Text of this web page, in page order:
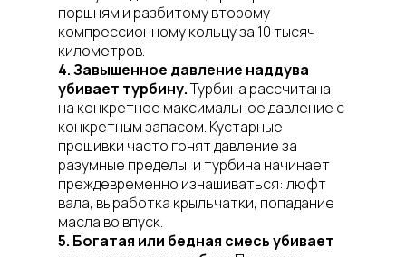
поршням и разбитому второму
компрессионному кольцу за 10 тысяч
километров.
4. Завышенное давление наддува
убивает турбину.Турбина рассчитана
на конкретное максимальное давление с
конкретным запасом. Кустарные
прошивки часто гонят давление за
разумные пределы, и турбина начинает
преждевременно изнашиваться: люфт
вала, выработка крыльчатки, попадание
масла во впуск.
5. Богатая или бедная смесь убивает